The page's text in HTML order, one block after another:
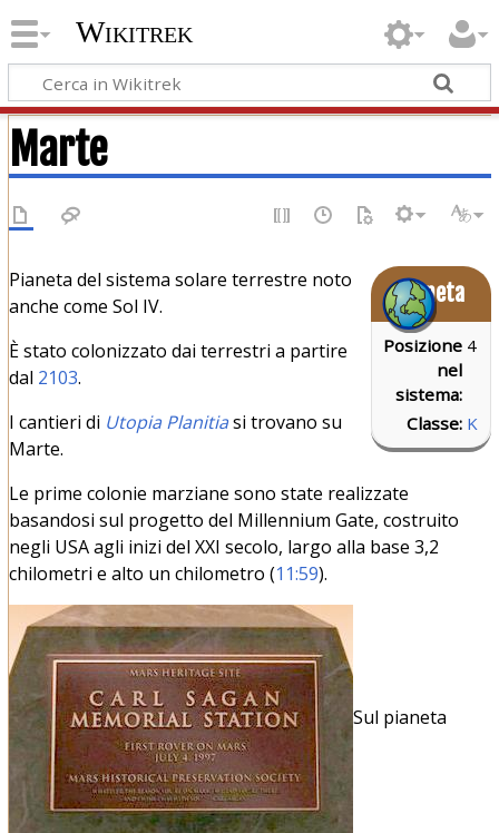
Wikitrek
Marte
Pianeta
Posizione
nel
sistema:
4
Classe: K
Pianeta del sistema solare terrestre noto
anche come Sol IV.
È stato colonizzato dai terrestri a partire
dal 2103.
I cantieri di Utopia Planitiasi trovano su
Marte.
Le prime colonie marziane sono state realizzate
basandosi sul progetto del Millennium Gate, costruito
negli USA agli inizi del XXI secolo, largo alla base 3,2
chilometri e alto un chilometro (11:59).
Sul pianeta